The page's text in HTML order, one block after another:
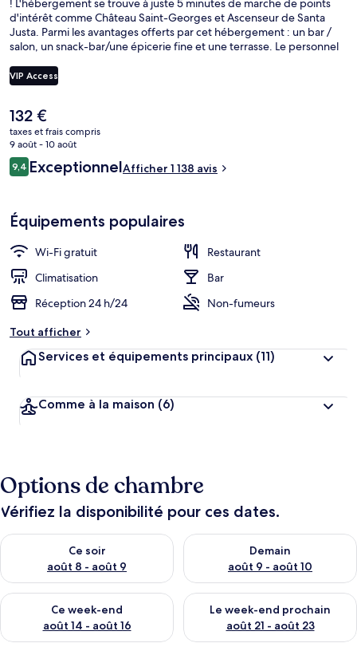
! L'hébergement se trouve à juste 5 minutes de marche de points
d'intérêt comme Château Saint-Georges et Ascenseur de Santa
Justa. Parmi les avantages offerts par cet hébergement : un bar /
salon, un snack-bar/une épicerie fine et une terrasse. Le personnel
des autres voyageurs. Les transports publics se situent à une courte
distance à pied : Arrêt de tram Igreja Sta. Maria Madalena est à 3
VIP Access
Le
prix
actuel
est
de
132 €
taxes et frais compris
9 août - 10 août
Avis
voyageurs
9,49,4 sur 10
ExceptionnelAfficher 1 138 avis
Équipements populaires
Wi-Fi gratuit
Restaurant
Climatisation
Bar
Réception 24 h/24
Non-fumeurs
Tout afficher
Services et équipements principaux (11)
Comme à la maison (6)
Options de chambre
Vérifiez la disponibilité pour ces dates.
Ce soir
août 8 - août 9
Vérifier la disponibilité pour ce soir août 8 - août 9
Demain
août 9 - août 10
Vérifier la disponibilité pour
Ce week-end
août 14 - août 16
Vérifier la disponibilité pour ce week-end août 14 - août 16
Le week-end prochain
août 21 - août 23
Vérifier la disponibilité pour